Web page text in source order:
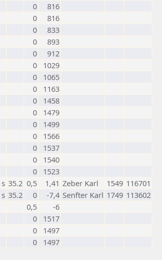
0
816
0
816
0
833
0
893
0
912
0
1029
0
1065
0
1163
0
1458
0
1479
0
1499
0
1566
0
1537
0
1540
0
1523
s 35.2 0,5 1,41 Zeber Karl 1549 116701
s 35.2 0 -7,4 Senfter Karl 1749 113602
0,5
-6
0
1517
0
1497
0
1497